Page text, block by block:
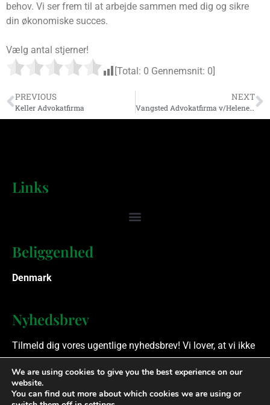
behov. Vi ser frem til at arbejde sammen med dig og sikre
din økonomiske succes.
Vælg antal stjerner!
[Total: 0 Gennemsnit: 0
PREVIOUS
Keller Advokatfirma
NEXT
Vangsted Advokatfirma v/Helene Vangsted Hoffmann
Links
Beliggenhed
Denmark
Nyhedsbrev
Tilmeld dig vores ugentlige nyhedsbrev! Vi lover, at vi ikke
spammer.
Ophavsret © 2023 Finansielle Rådgivere. Alle rettigheder
We are using cookies to give you the best experience on our
website.
You can find out more about which cookies we are using or